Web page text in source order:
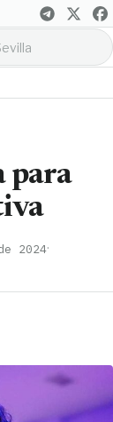
para
2024·